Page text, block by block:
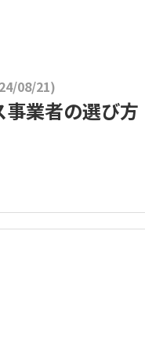
08/21)
業者の選び方